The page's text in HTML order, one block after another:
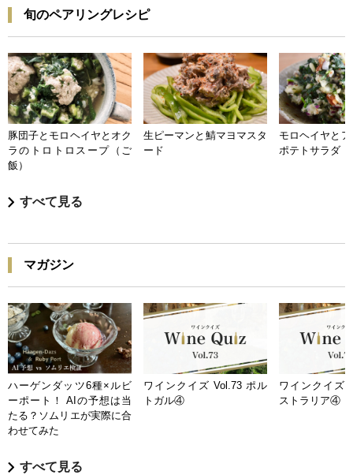
旬のペアリングレシピ
豚団子とモロヘイヤとオク
ラのトロトロスープ（ご
飯）
生ピーマンと鯖マヨマスタ
ード
モロヘイヤと
ポテトサラダ
すべて見る
マガジン
ハーゲンダッツ6種×ルビ
ーポート！ AIの予想は当
たる？ソムリエが実際に合
わせてみた
ワインクイズ Vol.73 ポル
トガル④
ワインクイズ
ストラリア④
すべて見る